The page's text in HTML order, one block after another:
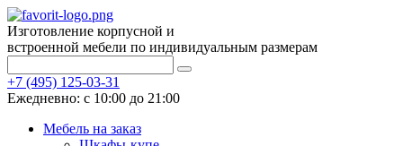
Изготовление корпусной и
встроенной мебели по индивидуальным размерам
+7 (495) 125-03-31
Ежедневно: с 10:00 до 21:00
Мебель на заказ